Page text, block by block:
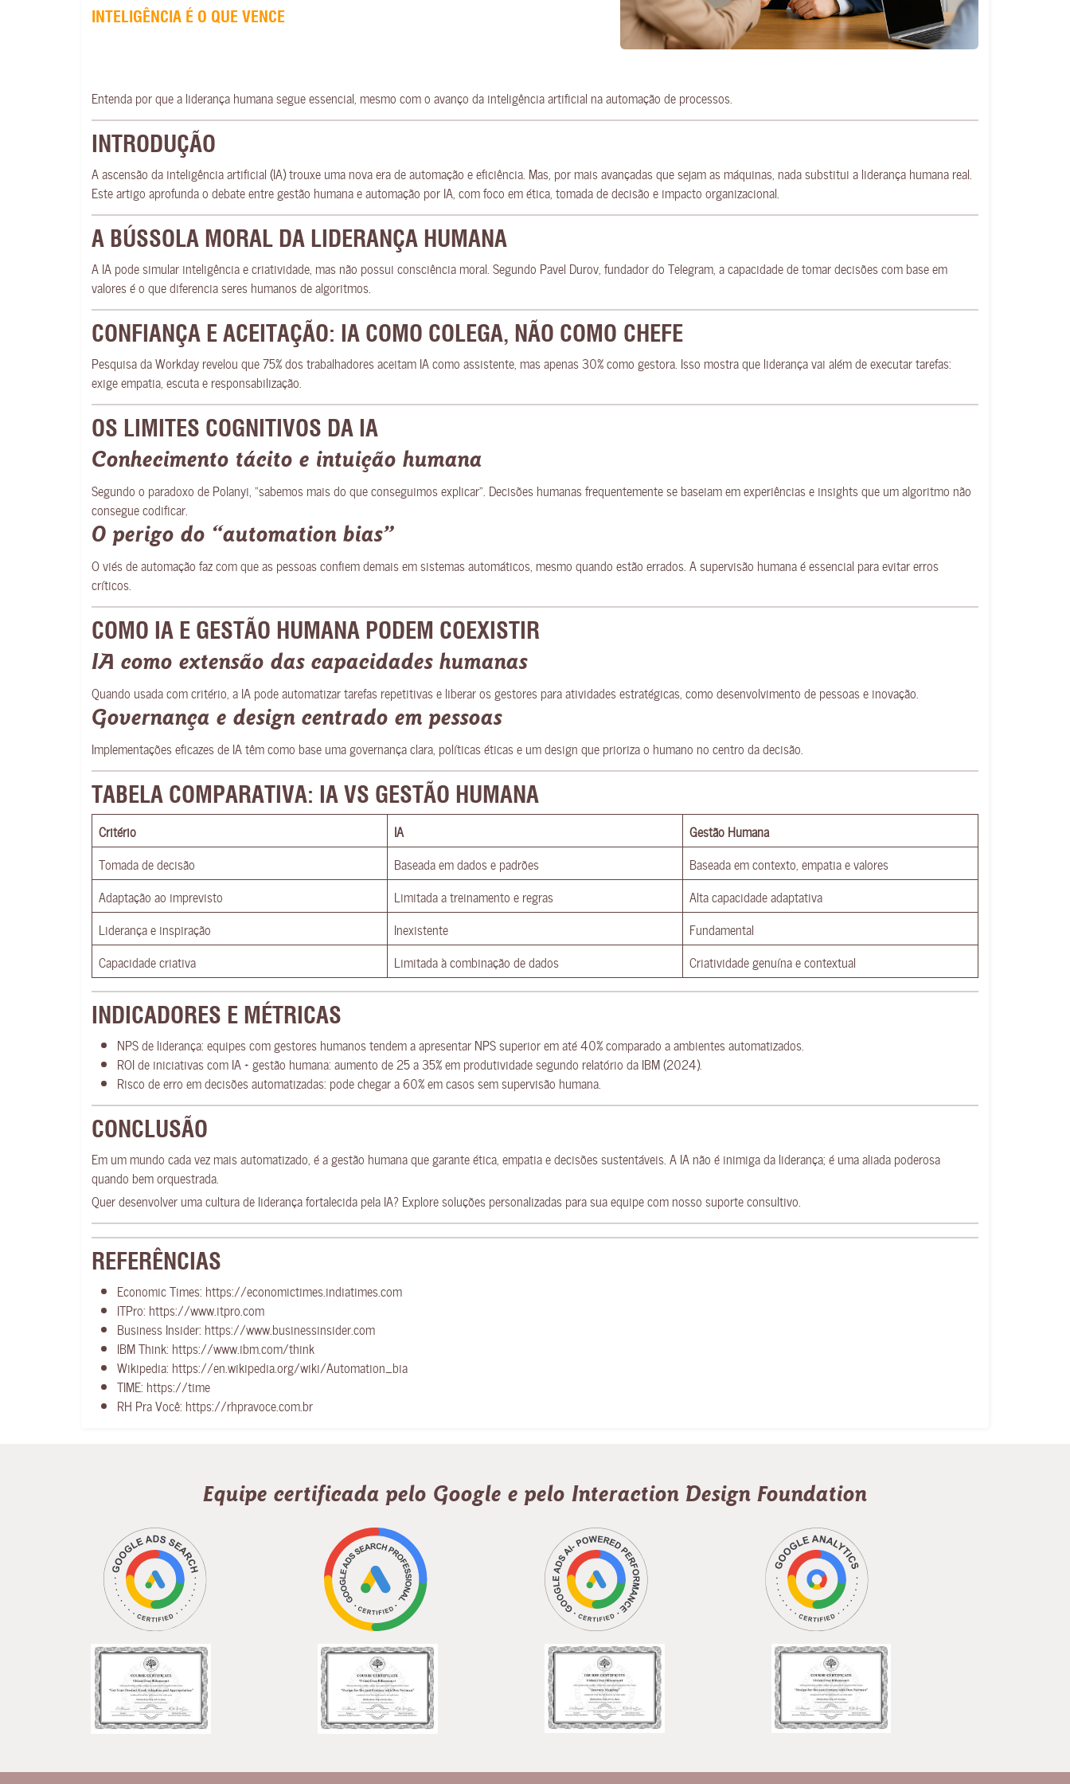
INTELIGÊNCIA É O QUE VENCE
Entenda por que a liderança humana segue essencial, mesmo com o avanço da inteligência artificial na automação de processos.
INTRODUÇÃO
A ascensão da inteligência artificial (IA) trouxe uma nova era de automação e eficiência. Mas, por mais avançadas que sejam as máquinas, nada substitui a liderança humana real.
Este artigo aprofunda o debate entre gestão humana e automação por IA, com foco em ética, tomada de decisão e impacto organizacional.
A BÚSSOLA MORAL DA LIDERANÇA HUMANA
A IA pode simular inteligência e criatividade, mas não possui consciência moral. Segundo Pavel Durov, fundador do Telegram, a capacidade de tomar decisões com base em
valores é o que diferencia seres humanos de algoritmos.
CONFIANÇA E ACEITAÇÃO: IA COMO COLEGA, NÃO COMO CHEFE
Pesquisa da Workday revelou que 75% dos trabalhadores aceitam IA como assistente, mas apenas 30% como gestora. Isso mostra que liderança vai além de executar tarefas:
exige empatia, escuta e responsabilização.
OS LIMITES COGNITIVOS DA IA
Conhecimento tácito e intuição humana
Segundo o paradoxo de Polanyi, “sabemos mais do que conseguimos explicar”. Decisões humanas frequentemente se baseiam em experiências e insights que um algoritmo não
consegue codificar.
O perigo do “automation bias”
O viés de automação faz com que as pessoas confiem demais em sistemas automáticos, mesmo quando estão errados. A supervisão humana é essencial para evitar erros
críticos.
COMO IA E GESTÃO HUMANA PODEM COEXISTIR
IA como extensão das capacidades humanas
Quando usada com critério, a IA pode automatizar tarefas repetitivas e liberar os gestores para atividades estratégicas, como desenvolvimento de pessoas e inovação.
Governança e design centrado em pessoas
Implementações eficazes de IA têm como base uma governança clara, políticas éticas e um design que prioriza o humano no centro da decisão.
TABELA COMPARATIVA: IA VS GESTÃO HUMANA
Critério IA
Gestão Humana
Tomada de decisão
Baseada em dados e padrões
Baseada em contexto, empatia e valores
Adaptação ao imprevisto
Limitada a treinamento e regras
Alta capacidade adaptativa
Liderança e inspiração
Inexistente
Fundamental
Capacidade criativa
Limitada à combinação de dados Criatividade genuína e contextual
INDICADORES E MÉTRICAS
NPS de liderança: equipes com gestores humanos tendem a apresentar NPS superior em até 40% comparado a ambientes automatizados.
ROI de iniciativas com IA + gestão humana: aumento de 25 a 35% em produtividade segundo relatório da IBM (2024).
Risco de erro em decisões automatizadas: pode chegar a 60% em casos sem supervisão humana.
CONCLUSÃO
Em um mundo cada vez mais automatizado, é a gestão humana que garante ética, empatia e decisões sustentáveis. A IA não é inimiga da liderança; é uma aliada poderosa
quando bem orquestrada.
Quer desenvolver uma cultura de liderança fortalecida pela IA? Explore soluções personalizadas para sua equipe com nosso suporte consultivo.
REFERÊNCIAS
Economic Times: https://economictimes.indiatimes.com
ITPro: https://www.itpro.com
Business Insider: https://www.businessinsider.com
IBM Think: https://www.ibm.com/think
Wikipedia: https://en.wikipedia.org/wiki/Automation_bia
TIME: https://time
RH Pra Você: https://rhpravoce.com.br
Equipe certificada pelo Google e pelo Interaction Design Foundation